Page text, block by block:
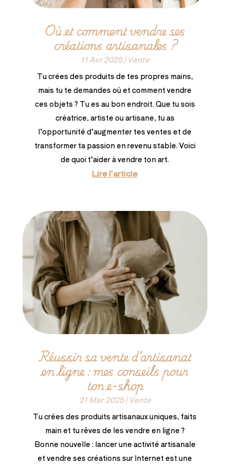
Où et comment vendre ses
créations artisanales ?
11 Avr 2025|Vente
Tu crées des produits de tes propres mains,
mais tu te demandes où et comment vendre
ces objets ? Tu es au bon endroit. Que tu sois
créatrice, artiste ou artisane, tu as
l’opportunité d’augmenter tes ventes et de
transformer ta passion en revenu stable. Voici
de quoi t’aider à vendre ton art.
Lire l'article
Réussir sa vente d’artisanat
en ligne : mes conseils pour
ton e-shop
21 Mar 2025|Vente
Tu crées des produits artisanaux uniques, faits
main et tu rêves de les vendre en ligne ?
Bonne nouvelle : lancer une activité artisanale
et vendre ses créations sur Internet est une